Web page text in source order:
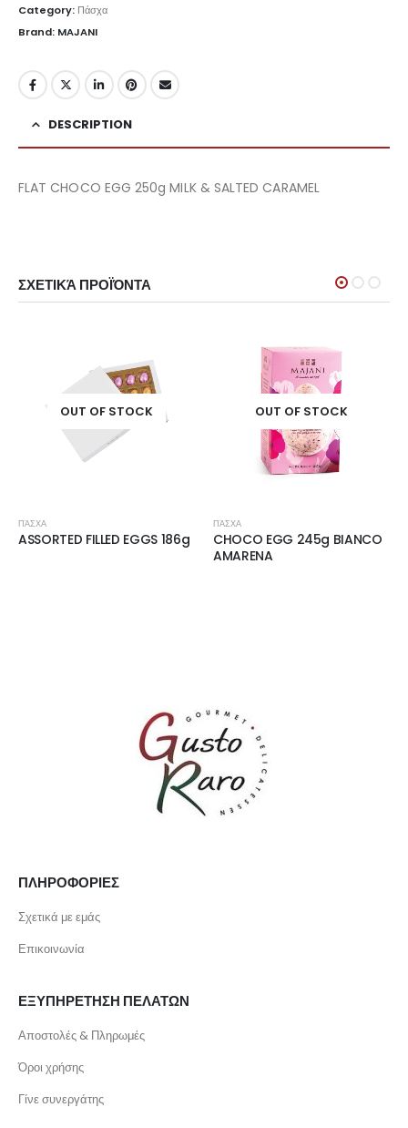
Category: Πάσχα
Brand: MAJANI
DESCRIPTION
FLAT CHOCO EGG 250g MILK & SALTED CARAMEL
ΣΧΕΤΙΚΆ ΠΡΟΪΌΝΤΑ
OUT OF STOCK
ΠΆΣΧΑ
ASSORTED FILLED EGGS 186g
OUT OF STOCK
ΠΆΣΧΑ
CHOCO EGG 245g BIANCO
AMARENA
ΠΛΗΡΟΦΟΡΙΕΣ
Σχετικά με εμάς
Επικοινωνία
ΕΞΥΠΗΡΕΤΗΣΗ ΠΕΛΑΤΩΝ
Αποστολές & Πληρωμές
Όροι χρήσης
Γίνε συνεργάτης